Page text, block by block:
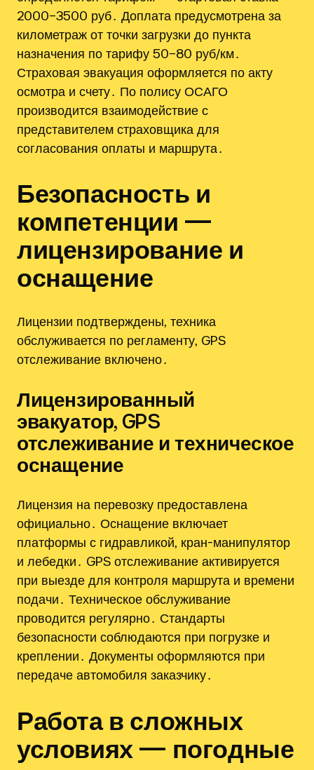
2000–3500 руб․ Доплата предусмотрена за
километраж от точки загрузки до пункта
назначения по тарифу 50–80 руб/км․
Страховая эвакуация оформляется по акту
осмотра и счету․ По полису ОСАГО
производится взаимодействие с
представителем страховщика для
согласования оплаты и маршрута․
Безопасность и
компетенции —
лицензирование и
оснащение
Лицензии подтверждены‚ техника
обслуживается по регламенту‚ GPS
отслеживание включено․
Лицензированный
эвакуатор‚ GPS
отслеживание и техническое
оснащение
Лицензия на перевозку предоставлена
официально․ Оснащение включает
платформы с гидравликой‚ кран-манипулятор
и лебедки․ GPS отслеживание активируется
при выезде для контроля маршрута и времени
подачи․ Техническое обслуживание
проводится регулярно․ Стандарты
безопасности соблюдаются при погрузке и
креплении․ Документы оформляются при
передаче автомобиля заказчику․
Работа в сложных
условиях — погодные